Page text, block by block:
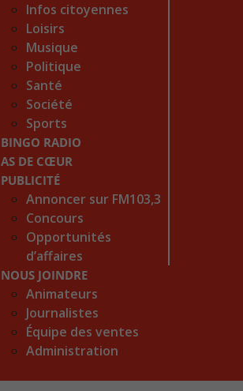
Infos citoyennes
Loisirs
Musique
Politique
Santé
Société
Sports
BINGO RADIO
AS DE CŒUR
PUBLICITÉ
Annoncer sur FM103,3
Concours
Opportunités
d’affaires
NOUS JOINDRE
Animateurs
Journalistes
Équipe des ventes
Administration